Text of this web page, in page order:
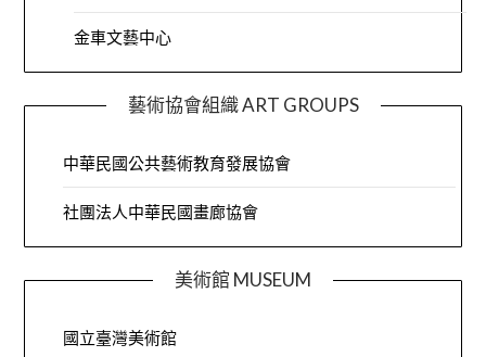
金車文藝中心
藝術協會組織 ART GROUPS
中華民國公共藝術教育發展協會
社團法人中華民國畫廊協會
美術館 MUSEUM
國立臺灣美術館